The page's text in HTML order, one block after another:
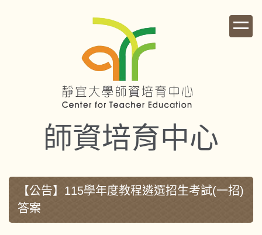
師資培育中心
【公告】115學年度教程遴選招生考試(一招)
答案